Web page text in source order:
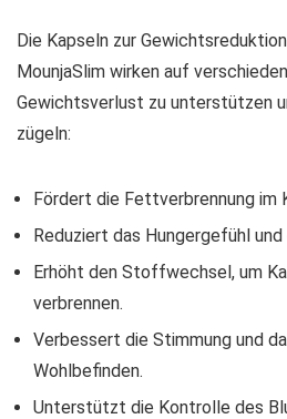
Die Kapseln zur
MounjaSlim wirken auf
Gewichtsverlust zu unterstützen
zügeln:
Fördert die Fettverbrennung im
Reduziert das Hungergefühl
Erhöht den Stoffwechsel, um
verbrennen.
Verbessert die Stimmung und
Wohlbefinden.
Unterstützt die Kontrolle des